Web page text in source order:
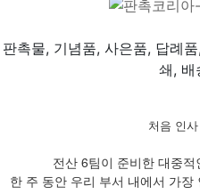
판촉물, 기념품, 사은품, 답례
쇄, 배
처음 인
전산 6팀이 준비한 대중
한 주 동안 우리 부서 내에서 가